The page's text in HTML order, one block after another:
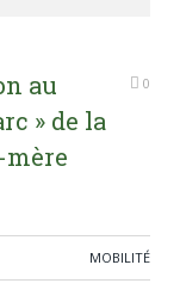
au
» de la
mère
0
MOBILITÉ